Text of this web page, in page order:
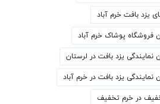
یزد بافت خرم آباد
فروشگاه پوشاک خرم آباد
نمایندگی یزد بافت در لرستان
نمایندگی یزد بافت در خرم آباد
در خرم تخفیف